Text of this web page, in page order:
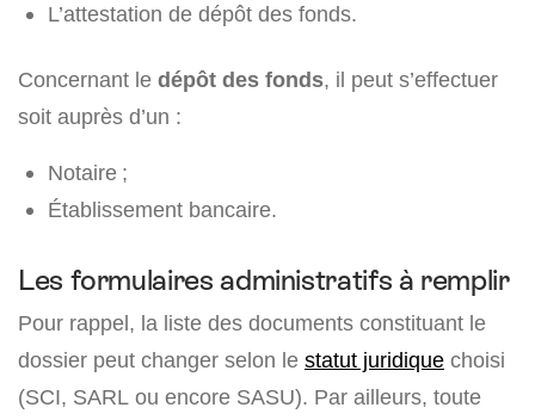
L’attestation de dépôt des fonds.
Concernant le dépôt des fonds, il peut s’effectuer
soit auprès d’un :
Notaire ;
Établissement bancaire.
Les formulaires administratifs à remplir
Pour rappel, la liste des documents constituant le
dossier peut changer selon le statut juridique choisi
(SCI, SARL ou encore SASU). Par ailleurs, toute